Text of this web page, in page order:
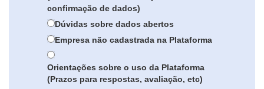
confirmação de dados)
Dúvidas sobre dados abertos
Empresa não cadastrada na Plataforma
Orientações sobre o uso da Plataforma
(Prazos para respostas, avaliação, etc)